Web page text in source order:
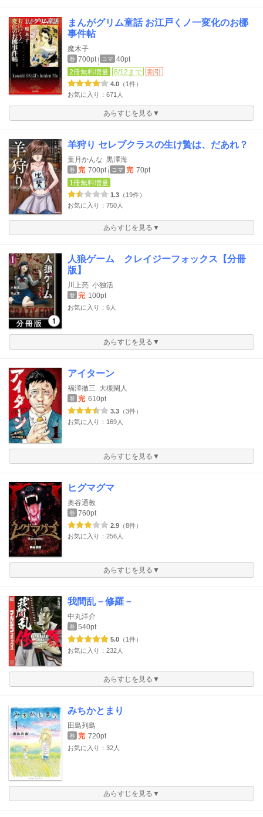
まんがグリム童話 お江戸くノ一変化のお梛
事件帖
魔木子
巻 700pt コマ 40pt
2冊無料増量
8/12まで 割引
4.0 （1件）
お気に入り：671人
あらすじを見る▼
羊狩り セレブクラスの生け贄は、だあれ？
葉月かんな 黒澤海
巻 完 700pt コマ 完 70pt
1冊無料増量
1.3 （19件）
お気に入り：750人
あらすじを見る▼
人狼ゲーム クレイジーフォックス【分冊
版】
川上亮 小独活
巻 完 100pt
お気に入り：6人
あらすじを見る▼
アイターン
福澤徹三 大槻閑人
巻 完 610pt
3.3 （3件）
お気に入り：169人
あらすじを見る▼
ヒグマグマ
奥谷通教
巻 760pt
2.9 （8件）
お気に入り：256人
あらすじを見る▼
我間乱－修羅－
中丸洋介
巻 540pt
5.0 （1件）
お気に入り：232人
あらすじを見る▼
みちかとまり
田島列島
巻 完 720pt
お気に入り：32人
あらすじを見る▼